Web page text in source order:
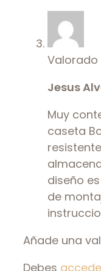
Valorado
Jesus
Muy
caseta
diseño
de
Añade una
Debes